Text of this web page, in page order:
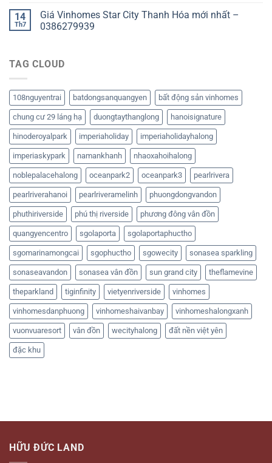
14
Th7
Giá Vinhomes Star City Thanh Hóa mới nhất –
0386279939
TAG CLOUD
108nguyentrai batdongsanquangyen bất động sản vinhomes
chung cư 29 láng hạ duongtaythanglong hanoisignature
hinoderoyalpark imperiaholiday imperiaholidayhalong
imperiaskypark namankhanh nhaoxahoihalong
noblepalacehalong oceanpark2 oceanpark3 pearlrivera
pearlriverahanoi pearlriveramelinh phuongdongvandon
phuthiriverside phú thị riverside phương đông vân đồn
quangyencentro sgolaporta sgolaportaphuctho
sgomarinamongcai sgophuctho sgowecity sonasea sparkling
sonaseavandon sonasea vân đồn sun grand city theflamevine
theparkland tiginfinity vietyenriverside vinhomes
vinhomesdanphuong vinhomeshaivanbay vinhomeshalongxanh
vuonvuaresort vân đồn wecityhalong đất nền việt yên
đặc khu
HỮU ĐỨC LAND